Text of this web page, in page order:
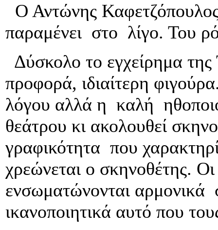
Ο Αντώνης
παραμένει στο λίγο. Του
Δύσκολο το εγχείρημα
προφορά, ιδιαίτερη
λόγου αλλά η καλή
θεάτρου κι ακολουθεί
γραφικότητα που
χρεώνεται ο σκηνοθέτης.
ενσωματώνονται αρμονικά
ικανοποιητικά αυτό που